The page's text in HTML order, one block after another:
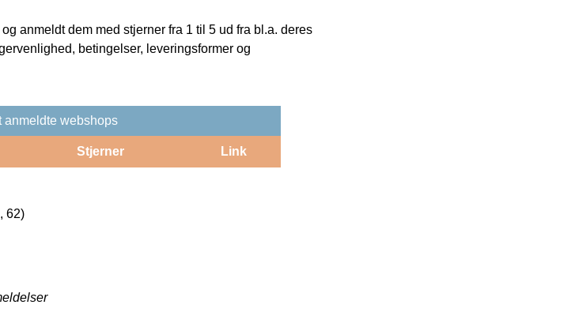
anmeldt dem med stjerner fra 1 til 5 ud fra bl.a. deres
betingelser, leveringsformer og
anmeldte webshops
Stjerner Link
62)